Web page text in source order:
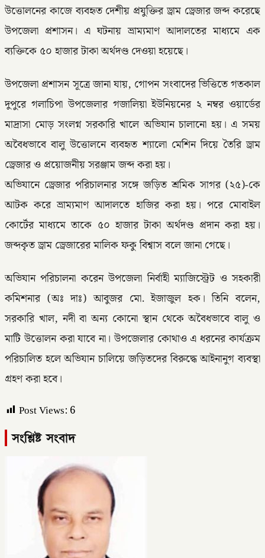
উত্তোলনের কাজে ব্যবহৃত দেশীয় প্রযুক্তির ড্রাম ড্রেজার জব্দ করেছে
উপজেলা প্রশাসন। এ ঘটনায় ভ্রাম্যমাণ আদালতের মাধ্যমে এক
ব্যক্তিকে ৫০ হাজার টাকা অর্থদণ্ড দেওয়া হয়েছে।
উপজেলা প্রশাসন সূত্রে জানা যায়, গোপন সংবাদের ভিত্তিতে গতকাল
দুপুরে গলাচিপা উপজেলার গজালিয়া ইউনিয়নের ২ নম্বর ওয়ার্ডের
মাদ্রাসা মোড় সংলগ্ন সরকারি খালে অভিযান চালানো হয়। এ সময়
অবৈধভাবে বালু উত্তোলনে ব্যবহৃত শ্যালো মেশিন দিয়ে তৈরি ড্রাম
ড্রেজার ও প্রয়োজনীয় সরঞ্জাম জব্দ করা হয়।
অভিযানে ড্রেজার পরিচালনার সঙ্গে জড়িত শ্রমিক সাগর (২৫)-কে
আটক করে ভ্রাম্যমাণ আদালতে হাজির করা হয়। পরে মোবাইল
কোর্টের মাধ্যমে তাকে ৫০ হাজার টাকা অর্থদণ্ড প্রদান করা হয়।
জব্দকৃত ড্রাম ড্রেজারের মালিক ফকু বিশ্বাস বলে জানা গেছে।
অভিযান পরিচালনা করেন উপজেলা নির্বাহী ম্যাজিস্ট্রেট ও সহকারী
কমিশনার (অঃ দাঃ) আবুজর মো. ইজাজুল হক। তিনি বলেন,
সরকারি খাল, নদী বা অন্য কোনো স্থান থেকে অবৈধভাবে বালু ও
মাটি উত্তোলন করা যাবে না। উপজেলার কোথাও এ ধরনের কার্যক্রম
পরিচালিত হলে অভিযান চালিয়ে জড়িতদের বিরুদ্ধে আইনানুগ ব্যবস্থা
গ্রহণ করা হবে।
Post Views: 6
সংশ্লিষ্ট সংবাদ